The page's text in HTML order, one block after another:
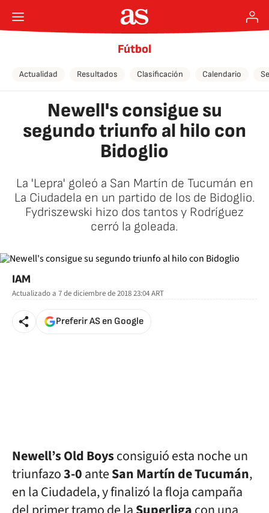
Fútbol
Actualidad Resultados Clasificación Calendario
Newell's consigue su
segundo triunfo al hilo con
Bidoglio
La 'Lepra' goleó a San Martín de Tucumán en
La Ciudadela en un partido de los de Bidoglio.
Fydriszewski hizo dos tantos y Rodríguez
cerró la goleada.
IAM
Actualizado a 7 de diciembre de 2018 23:04ART
Preferir AS en Google
Newell’s Old Boysconsiguió esta noche un
triunfazo3-0anteSan Martín de Tucumán,
en la Ciudadela, y finalizó la floja campaña